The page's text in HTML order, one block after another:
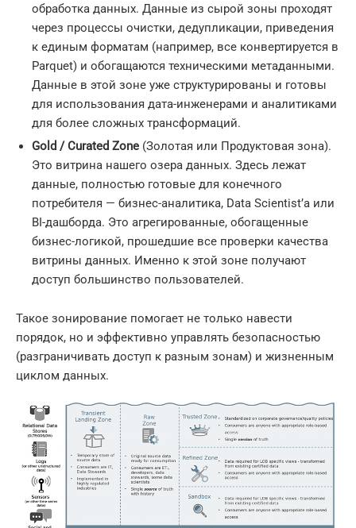
обработка данных. Данные из сырой зоны проходят
через процессы очистки, дедупликации, приведения
к единым форматам (например, все конвертируется в
Parquet) и обогащаются техническими метаданными.
Данные в этой зоне уже структурированы и готовы
для использования дата-инженерами и аналитиками
для более сложных трансформаций.
Gold / Curated Zone (Золотая или Продуктовая зона).
Это витрина нашего озера данных. Здесь лежат
данные, полностью готовые для конечного
потребителя — бизнес-аналитика, Data Scientist’а или
BI-дашборда. Это агрегированные, обогащенные
бизнес-логикой, прошедшие все проверки качества
витрины данных. Именно к этой зоне получают
доступ большинство пользователей.
Такое зонирование помогает не только навести
порядок, но и эффективно управлять безопасностью
(разграничивать доступ к разным зонам) и жизненным
циклом данных.